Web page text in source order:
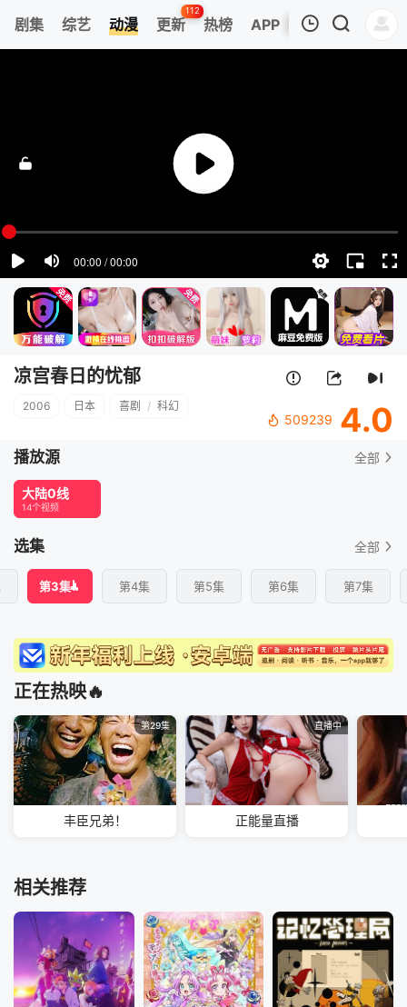
剧集 综艺 动漫 更新
112
热榜 APP
清空
凉宫春日的忧郁
2006 日本 喜剧 / 科幻
509239 4.0
播放源 全部
大陆0线
14个视频
选集 全部
第3集 第4集 第5集 第6集 第7集
正在热映🔥
第29集
丰臣兄弟！
直播中
正能量直播
相关推荐